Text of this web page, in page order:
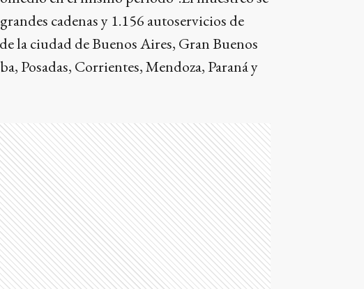
cadenas y 1.156 autoservicios de
la ciudad de Buenos Aires, Gran Buenos
Posadas, Corrientes, Mendoza, Paraná y